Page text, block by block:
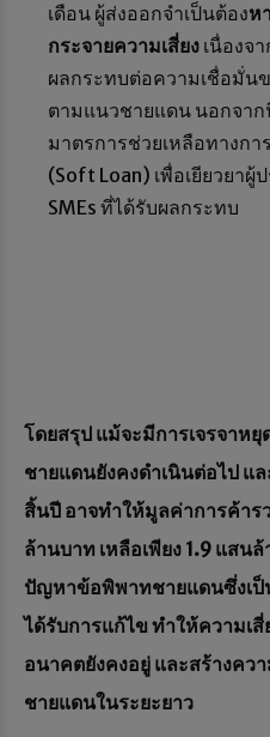
เดือน ผู้ส่งออกจำเป็นต้องห
กระจายความเสี่ยง เนื่องจ
ผลกระทบต่อความเชื่อมั่น
ตามแนวชายแดน นอกจา
มาตรการช่วยเหลือทางกา
(Soft Loan) เพื่อเยียวยา
SMEs ที่ได้รับผลกระทบ
โดยสรุป แม้จะมีการเจรจาห
ชายแดนยังคงดำเนินต่อไป แ
สิ้นปี อาจทำให้มูลค่าการค้า
ล้านบาท เหลือเพียง 1.9 แส
ปัญหาข้อพิพาทชายแดนซึ่งเ
ได้รับการแก้ไข ทำให้ความเ
อนาคตยังคงอยู่ และสร้างคว
ชายแดนในระยะยาว